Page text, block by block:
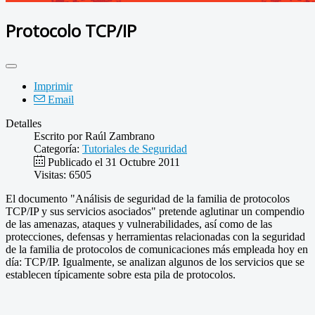
Protocolo TCP/IP
Imprimir
Email
Detalles
Escrito porRaúl Zambrano
Categoría: Tutoriales de Seguridad
Publicado el 31 Octubre 2011
Visitas: 6505
El documento "Análisis de seguridad de la familia de protocolos
TCP/IP y sus servicios asociados" pretende aglutinar un compendio
de las amenazas, ataques y vulnerabilidades, así como de las
protecciones, defensas y herramientas relacionadas con la seguridad
de la familia de protocolos de comunicaciones más empleada hoy en
día: TCP/IP. Igualmente, se analizan algunos de los servicios que se
establecen típicamente sobre esta pila de protocolos.